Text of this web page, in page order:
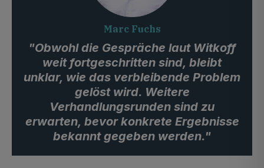
Marc Fuchs
"Obwohl die Gespräche laut Witkoff
weit fortgeschritten sind, bleibt
unklar, wie das verbleibende Problem
gelöst wird. Weitere
Verhandlungsrunden sind zu
erwarten, bevor konkrete Ergebnisse
bekannt gegeben werden."